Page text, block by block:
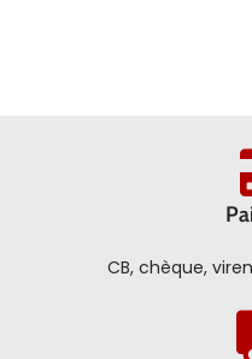
CB, chèque,